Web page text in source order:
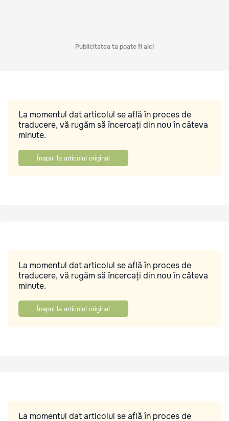
Publicitatea ta poate fi aici
La momentul dat articolul se află în proces de
traducere, vă rugăm să încercați din nou în câteva
minute.
Înapoi la articolul original
La momentul dat articolul se află în proces de
traducere, vă rugăm să încercați din nou în câteva
minute.
Înapoi la articolul original
La momentul dat articolul se află în proces de